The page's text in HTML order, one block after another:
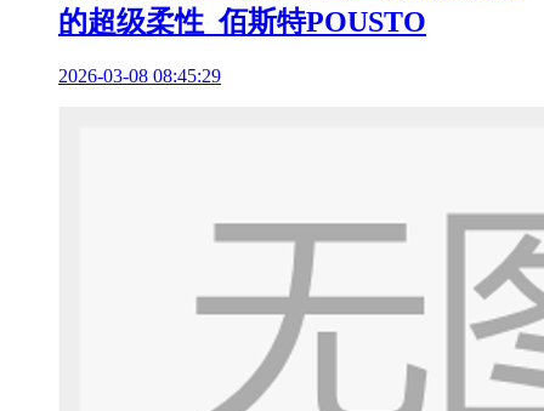
的超级柔性_佰斯特POUSTO
2026-03-08 08:45:29